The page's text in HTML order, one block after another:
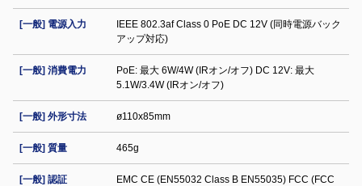
[一般] 電源入力
IEEE 802.3af Class 0 PoE DC 12V (同時電源バック
アップ対応)
[一般] 消費電力
PoE: 最大 6W/4W (IRオン/オフ) DC 12V: 最大
5.1W/3.4W (IRオン/オフ)
[一般] 外形寸法 ø110x85mm
[一般] 質量 465g
[一般] 認証
EMC CE (EN55032 Class B EN55035) FCC (FCC